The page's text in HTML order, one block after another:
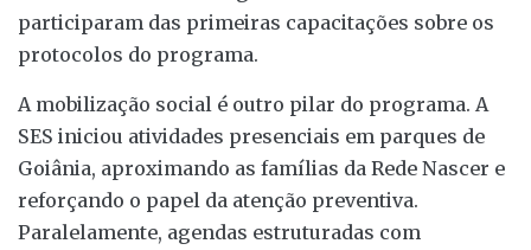
participaram das primeiras capacitações sobre os
protocolos do programa.
A mobilização social é outro pilar do programa. A
SES iniciou atividades presenciais em parques de
Goiânia, aproximando as famílias da Rede Nascer e
reforçando o papel da atenção preventiva.
Paralelamente, agendas estruturadas com